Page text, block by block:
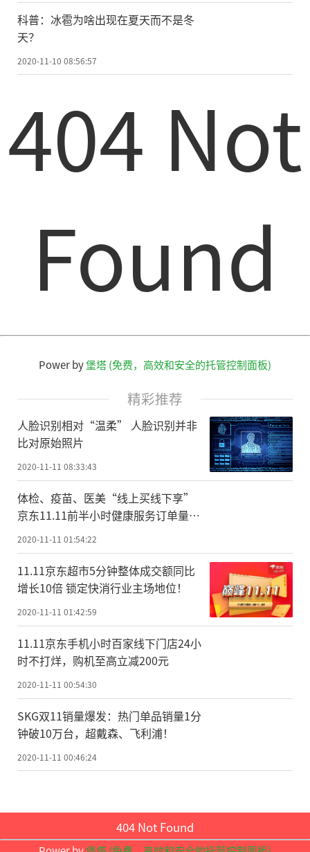
之一。达尔文曾形容金鱼有着无限多样的颜
色和非凡的表型结构变化。
世界范围内，金鱼于1502年传到日本，1
全世界。经过中国、日本、欧洲等几代人的
选择性繁殖，产生了250多种具有独特颜色、
鳍形、眼睛、体型的品种。
鲫鱼在中国变异成红色而来。
“金鱼从鲫鱼演化而来，多年来一直是
人们的‘经验之谈’，此次科研人员以基因
过‘亲子鉴定’，为金鱼起源于鲫鱼之说，
院张积森教授说。
金鱼属于鲤亚科，有100条染色体，包含
有2套亚基因组，是一个“准”多倍体物种，
而多倍化事件在脊椎动物中极为罕见，说明
鲤亚科鱼类具有其独特的演化策略。
科研人员发现，以金鱼祖先鲫鱼为代表
全基因组加倍事件。通过与6个代表性二倍体
鲃亚科物种基因组对比研究，科研人员推
测，金鱼祖先在1000万年至1200万年前发生
过古老的杂交事件。其祖先之一很可能是染
色体数目为50的鲃鱼，而另一个二倍体祖先
可能已经灭绝或起源于未知的鲤科鱼类谱
系。该研究为异源多倍体脊椎动物的基因组
演化和功能提供了新的见解。
透明鳞相关基因被“定位”
90多年前猜测得到证实
自然界中鲫鱼银灰色的形态，逐渐蜕变成美
科普：冰雹为啥出现在夏天而不是冬
天？
2020-11-10 08:56:57
404 Not
Found
Power by堡塔 (免费，高效和安全的托管控制面板)
精彩推荐
人脸识别相对“温柔” 人脸识别并非
比对原始照片
2020-11-11 08:33:43
体检、疫苗、医美“线上买线下享”
京东11.11前半小时健康服务订单量同
比增长近3倍
2020-11-11 01:54:22
11.11京东超市5分钟整体成交额同比
增长10倍 锁定快消行业主场地位！
2020-11-11 01:42:59
11.11京东手机小时百家线下门店24小
时不打烊，购机至高立减200元
2020-11-11 00:54:30
SKG双11销量爆发：热门单品销量1分
钟破10万台，超戴森、飞利浦！
2020-11-11 00:46:24
404 Not Found